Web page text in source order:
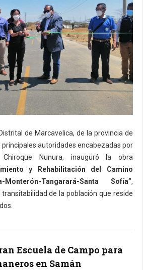
de Marcavelica, de la provincia de
principales autoridades encabezadas por
Nunura, inauguró la obra
y Rehabilitación del Camino
Tangarará-Santa Sofía”,
de la población que reside
Escuela de Campo para
en Samán